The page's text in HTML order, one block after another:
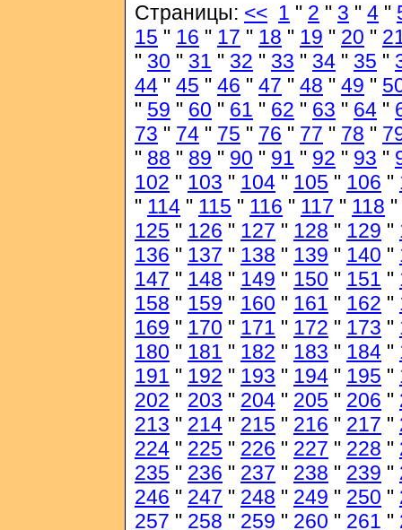
Страницы: << 1 " 2 " 3 " 4 "
15 " 16 " 17 " 18 " 19 " 20 "
" 30 " 31 " 32 " 33 " 34 " 35 "
44 " 45 " 46 " 47 " 48 " 49 "
" 59 " 60 " 61 " 62 " 63 " 64 "
73 " 74 " 75 " 76 " 77 " 78 "
" 88 " 89 " 90 " 91 " 92 " 93 "
102 " 103 " 104 " 105 " 106 "
" 114 " 115 " 116 " 117 " 118 "
125 " 126 " 127 " 128 " 129 "
136 " 137 " 138 " 139 " 140 "
147 " 148 " 149 " 150 " 151 "
158 " 159 " 160 " 161 " 162 "
169 " 170 " 171 " 172 " 173 "
180 " 181 " 182 " 183 " 184 "
191 " 192 " 193 " 194 " 195 "
202 " 203 " 204 " 205 " 206 "
213 " 214 " 215 " 216 " 217 "
224 " 225 " 226 " 227 " 228 "
235 " 236 " 237 " 238 " 239 "
246 " 247 " 248 " 249 " 250 "
257 " 258 " 259 " 260 " 261 "